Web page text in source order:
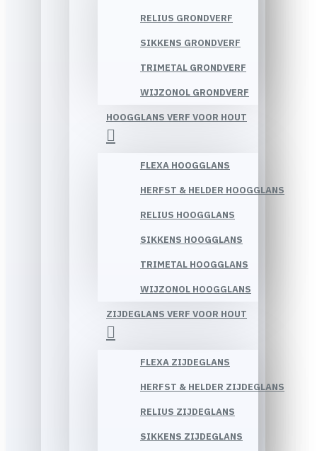
RELIUS GRONDVERF
SIKKENS GRONDVERF
TRIMETAL GRONDVERF
WIJZONOL GRONDVERF
HOOGGLANS VERF VOOR HOUT
FLEXA HOOGGLANS
HERFST & HELDER HOOGGLANS
RELIUS HOOGGLANS
SIKKENS HOOGGLANS
TRIMETAL HOOGGLANS
WIJZONOL HOOGGLANS
ZIJDEGLANS VERF VOOR HOUT
FLEXA ZIJDEGLANS
HERFST & HELDER ZIJDEGLANS
RELIUS ZIJDEGLANS
SIKKENS ZIJDEGLANS